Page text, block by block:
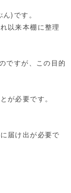
)です。
以来本棚に整理
ですが、この目的
が必要です。
届け出が必要で